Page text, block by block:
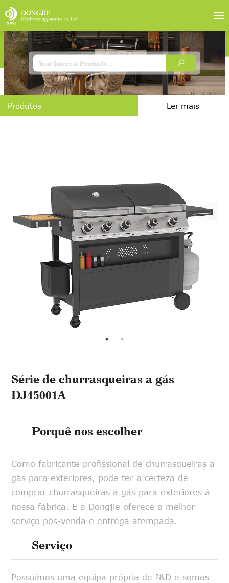
Produtos Ler mais
Série de churrasqueiras a gás
DJ45001A
Porquê nos escolher
Como fabricante profissional de churrasqueiras a
gás para exteriores, pode ter a certeza de
comprar churrasqueiras a gás para exteriores à
nossa fábrica. E a Dongjie oferece o melhor
serviço pós-venda e entrega atempada.
Serviço
Possuímos uma equipa própria de I&D e somos